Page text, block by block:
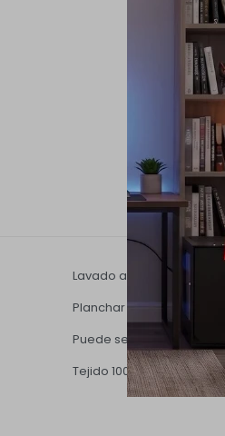
Lavado a máquina a
Planchar a temperatura
Puede secarse en
Tejido 100% algodón